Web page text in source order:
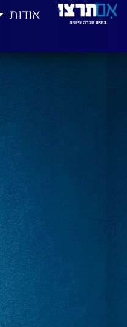
לתוכן אודות